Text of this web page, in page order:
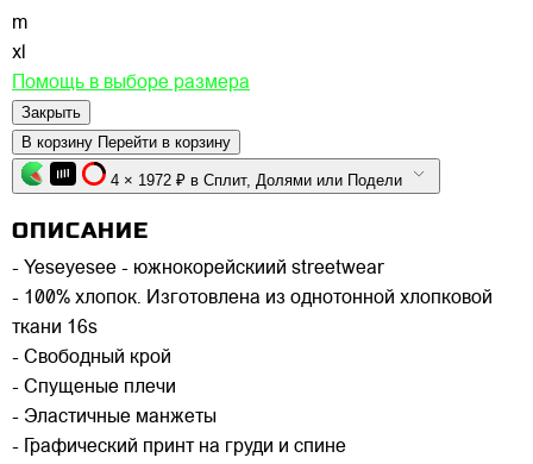
m
xl
Помощь в выборе размера
Закрыть
В корзину Перейти в корзину
4 × 1972 ₽ в Сплит, Долями или Подели
ОПИСАНИЕ
- Yeseyesee - южнокорейскиий streetwear
- 100% хлопок. Изготовлена из однотонной хлопковой
ткани 16s
- Свободный крой
- Спущеные плечи
- Эластичные манжеты
- Графический принт на груди и спине